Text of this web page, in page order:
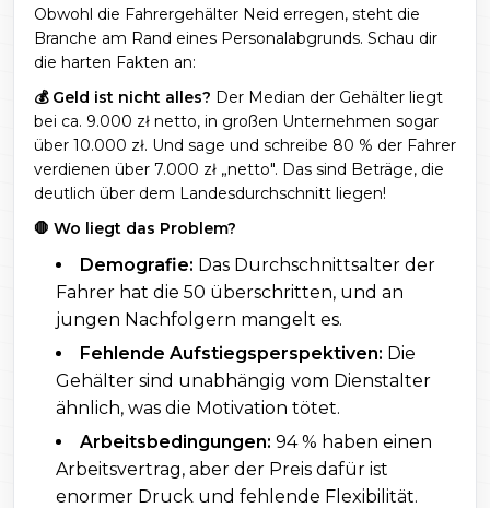
Obwohl die Fahrergehälter Neid erregen, steht die
Branche am Rand eines Personalabgrunds. Schau dir
die harten Fakten an:
💰 Geld ist nicht alles? Der Median der Gehälter liegt
bei ca. 9.000 zł netto, in großen Unternehmen sogar
über 10.000 zł. Und sage und schreibe 80 % der Fahrer
verdienen über 7.000 zł „netto". Das sind Beträge, die
deutlich über dem Landesdurchschnitt liegen!
🛑 Wo liegt das Problem?
Demografie: Das Durchschnittsalter der
Fahrer hat die 50 überschritten, und an
jungen Nachfolgern mangelt es.
Fehlende Aufstiegsperspektiven: Die
Gehälter sind unabhängig vom Dienstalter
ähnlich, was die Motivation tötet.
Arbeitsbedingungen: 94 % haben einen
Arbeitsvertrag, aber der Preis dafür ist
enormer Druck und fehlende Flexibilität.